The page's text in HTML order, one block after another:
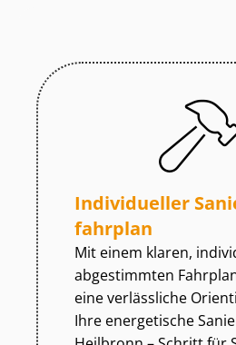
Individueller
fahr­plan
Mit einem klaren,
abgestimmten
eine verlässliche
Ihre energetische